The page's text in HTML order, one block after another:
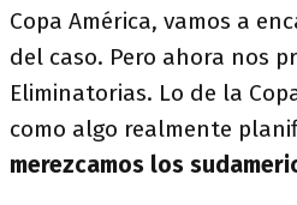
Copa América, vamos a
del caso. Pero ahora nos
Eliminatorias. Lo de la
como algo realmente
merezcamos los